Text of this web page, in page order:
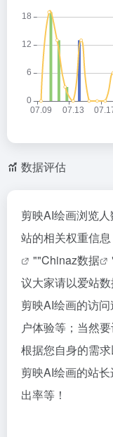
数据评估
剪映AI绘画浏览
站的相关权重信
""Chinaz数据
议大家请以爱站
剪映AI绘画的访
户体验等；当然
根据您自身的需
剪映AI绘画的站
出率等！